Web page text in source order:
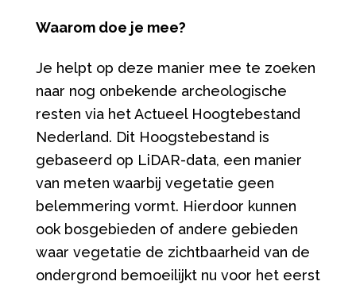
Waarom doe je mee?
Je helpt op deze manier mee te zoeken
naar nog onbekende archeologische
resten via het Actueel Hoogtebestand
Nederland. Dit Hoogstebestand is
gebaseerd op LiDAR-data, een manier
van meten waarbij vegetatie geen
belemmering vormt. Hierdoor kunnen
ook bosgebieden of andere gebieden
waar vegetatie de zichtbaarheid van de
ondergrond bemoeilijkt nu voor het eerst